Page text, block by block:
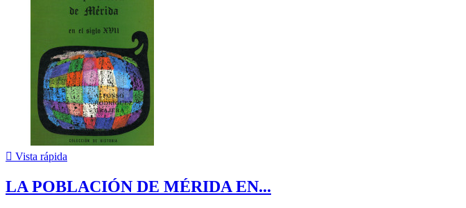
 Vista rápida
LA POBLACIÓN DE MÉRIDA EN...